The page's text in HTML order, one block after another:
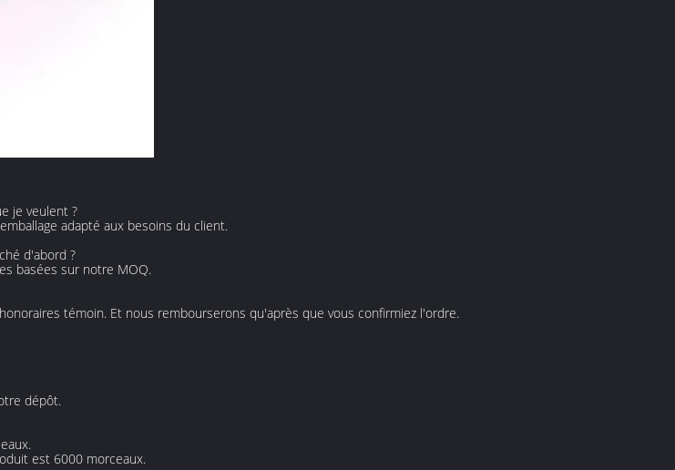
je veulent ?
adapté aux besoins du client.
d'abord ?
basées sur notre MOQ.
témoin. Et nous rembourserons qu'après que vous confirmiez l'ordre.
dépôt.
est 6000 morceaux.